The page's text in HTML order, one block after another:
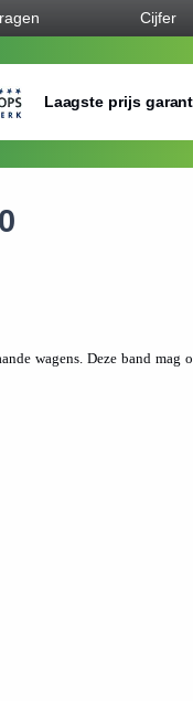
Cijfer
Laagste prijs
wagens. Deze band